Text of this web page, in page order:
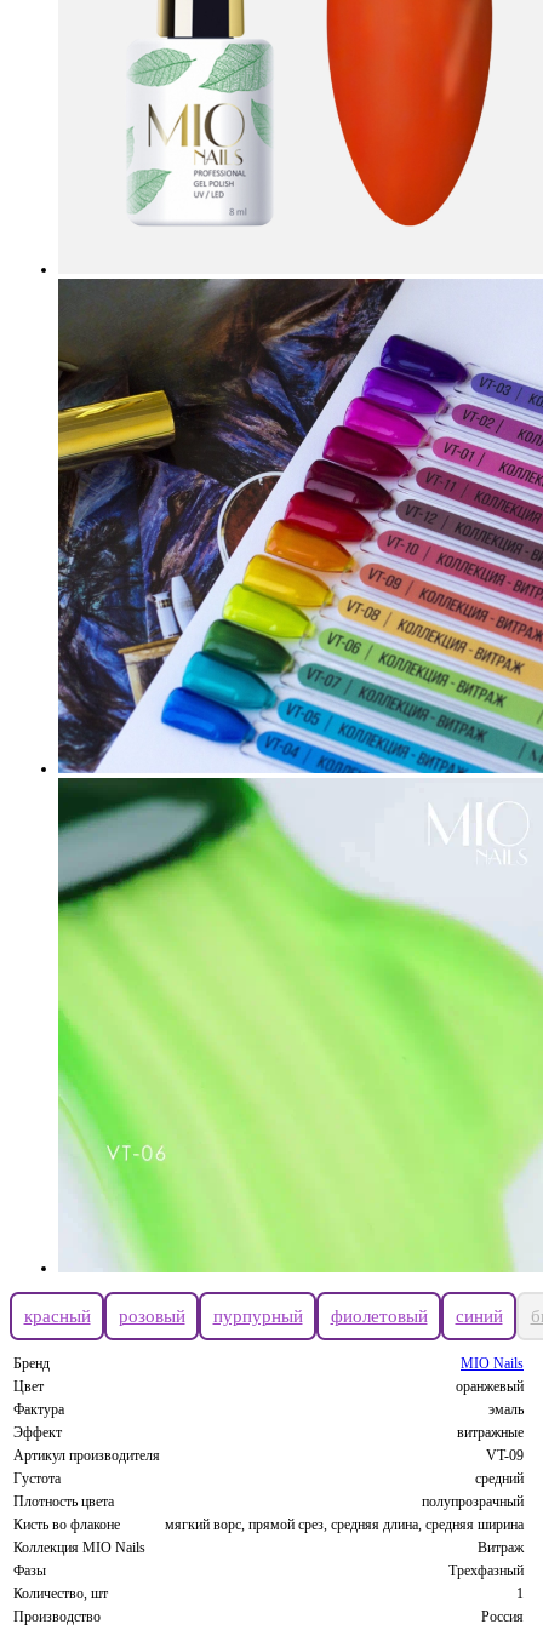
красный розовый пурпурный фиолетовый синий
Бренд
MIO Nails
Цвет
оранжевый
Фактура
эмаль
Эффект
витражные
Артикул производителя
VT-09
Густота
средний
Плотность цвета
полупрозрачный
Кисть во флаконе
мягкий ворс, прямой срез, средняя длина, средняя ширина
Коллекция MIO Nails
Витраж
Фазы
Трехфазный
Количество, шт
1
Производство
Россия